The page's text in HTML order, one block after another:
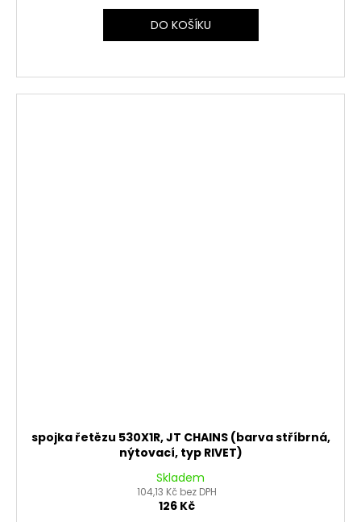
DO KOŠÍKU
spojka řetězu 530X1R, JT CHAINS (barva stříbrná,
nýtovací, typ RIVET)
Skladem
104,13 Kč bez DPH
126 Kč